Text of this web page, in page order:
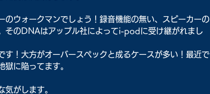
のウォークマンでしょう！録音機能の無い、スピーカーの
そのDNAはアップル社によってi-podに受け継がれまし
す！大方がオーバースペックと成るケースが多い！最近で
に陥ってます。
がします。